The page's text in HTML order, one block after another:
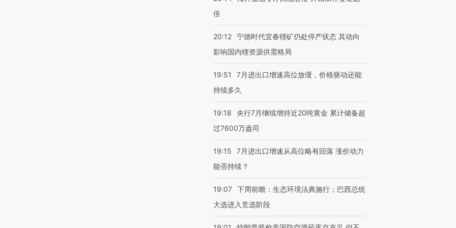
倍
20:12 宁德时代宜春锂矿仍处停产状态 其动向
影响国内锂资源供需格局
19:51
7月进出口增速高位放缓，价格驱动还能
持续多久
19:18
央行7月继续增持近20吨黄金 累计储备超
过7600万盎司
19:15
7月进出口增速从高位略有回落 涨价动力
能否持续？
19:07 下周前瞻：生态环境法典施行；巴西总统
大选进入竞选阶段